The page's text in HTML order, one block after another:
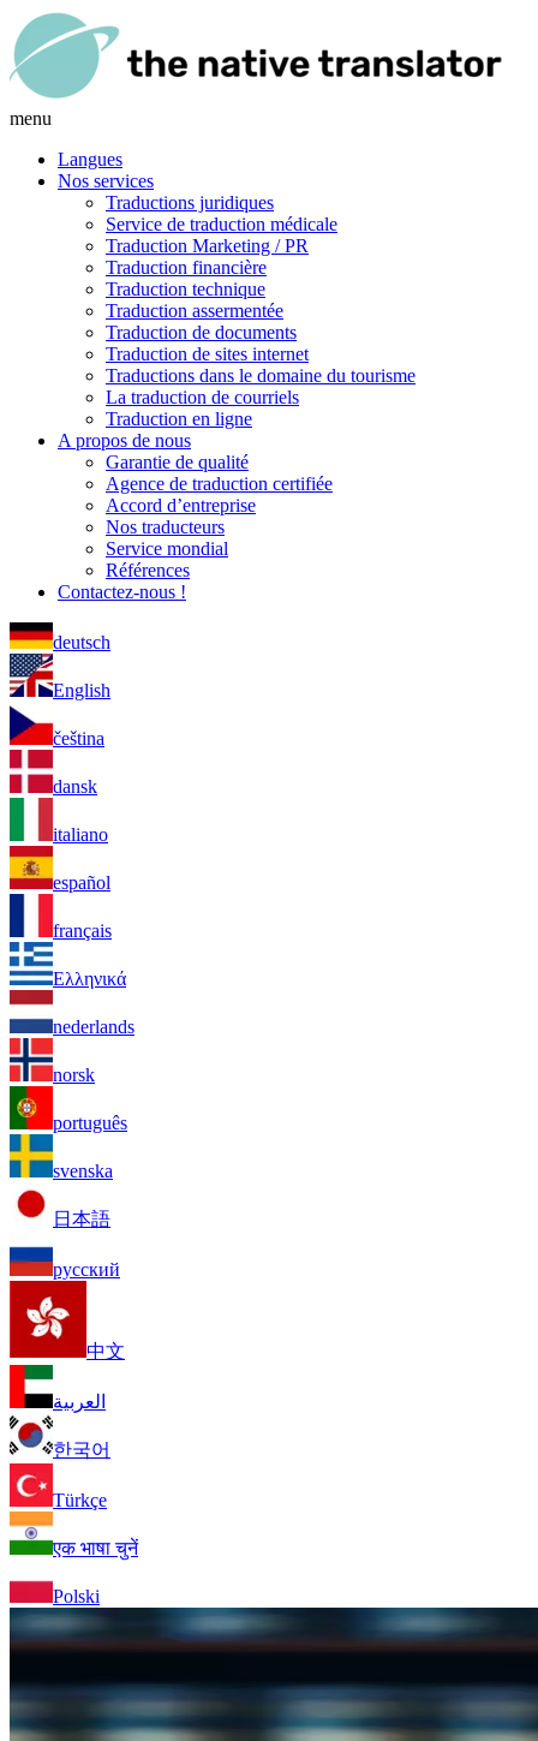
menu
Langues
Nos services
Traductions juridiques
Service de traduction médicale
Traduction Marketing / PR
Traduction financière
Traduction technique
Traduction assermentée
Traduction de documents
Traduction de sites internet
Traductions dans le domaine du tourisme
La traduction de courriels
Traduction en ligne
A propos de nous
Garantie de qualité
Agence de traduction certifiée
Accord d’entreprise
Nos traducteurs
Service mondial
Références
Contactez-nous !
deutsch
English
čeština
dansk
italiano
español
français
Ελληνικά
nederlands
norsk
português
svenska
日本語
русский
中文
العربية
한국어
Türkçe
एक भाषा चुनें
Polski